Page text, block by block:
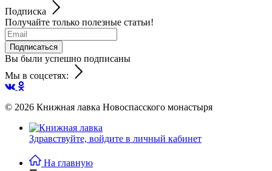
Подписка
Получайте только полезные статьи!
Подписаться
Вы были успешно подписаны
Мы в соцсетях:
© 2026 Книжная лавка Новоспасского монастыря
Здравствуйте, войдите в личный кабинет
На главную